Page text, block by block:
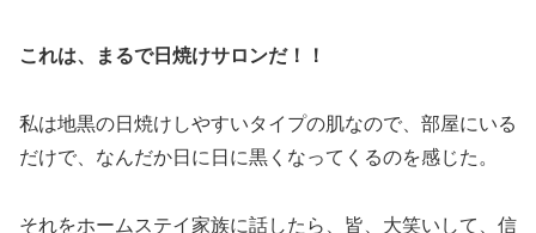
これは、まるで日焼けサロンだ！！
私は地黒の日焼けしやすいタイプの肌なので、部屋にいる
だけで、なんだか日に日に黒くなってくるのを感じた。
それをホームステイ家族に話したら、皆、大笑いして、信